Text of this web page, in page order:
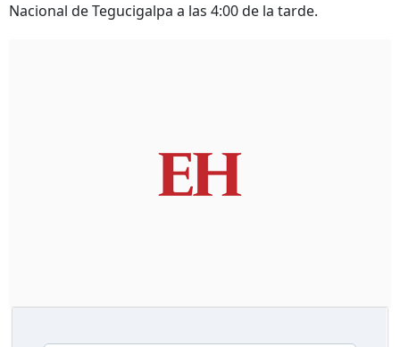
Nacional de Tegucigalpa a las 4:00 de la tarde.